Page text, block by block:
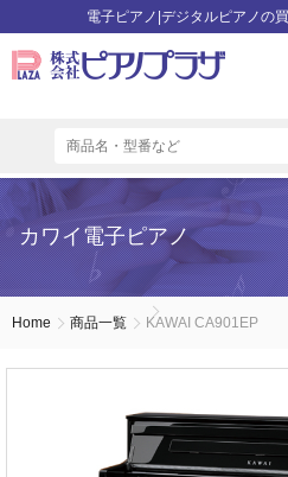
電子ピアノ|デジタルピアノの
カワイ電子ピアノ
Home 商品一覧 KAWAI CA901EP